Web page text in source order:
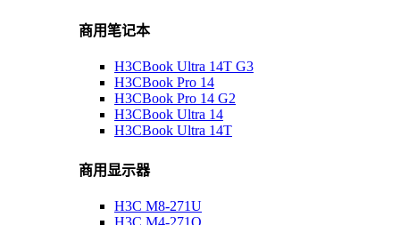
商用笔记本
H3CBook Ultra 14T G3
H3CBook Pro 14
H3CBook Pro 14 G2
H3CBook Ultra 14
H3CBook Ultra 14T
商用显示器
H3C M8-271U
H3C M4-271Q